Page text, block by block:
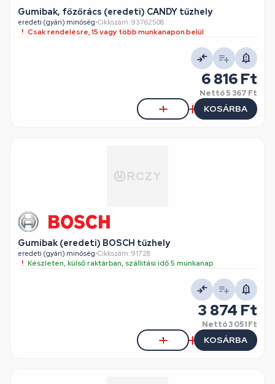
Gumibak, főzőrács (eredeti) CANDY tűzhely
eredeti (gyári) minőség•Cikkszám: 93762508
Csak rendelésre, 15 vagy több munkanapon belül
6 816 Ft
Nettó5 367 Ft
KOSÁRBA
Gumibak (eredeti) BOSCH tűzhely
eredeti (gyári) minőség•Cikkszám: 91728
Készleten, külső raktárban, szállítási idő 5 munkanap
3 874 Ft
Nettó3 051 Ft
KOSÁRBA